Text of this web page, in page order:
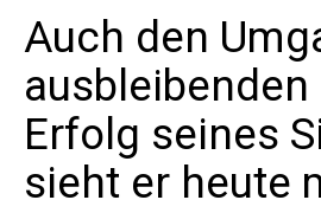
Auch den
Erfolg seines
sieht er heute